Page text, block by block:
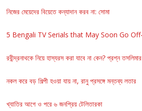
নিজের মেয়েদের বিয়েতে কন্যাদান করব না: সোমা
5 Bengali TV Serials that May Soon Go
রবীন্দ্রনাথকে নিয়ে হাস্যরস করা যাবে না কেন? প্রশ্ন তসলিমার
নকল করে বড় শিল্পী হওয়া যায় না, রানু প্রসঙ্গে মন্তব্য লতার
খ্যাতির আগে ও পরে ৬ জনপ্রিয় টেলিতারকা